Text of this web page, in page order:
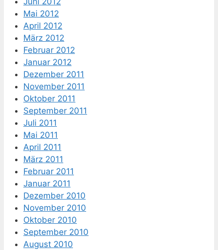
Mai 2012
April 2012
März 2012
Februar 2012
Januar 2012
Dezember 2011
November 2011
Oktober 2011
September 2011
Juli 2011
Mai 2011
April 2011
März 2011
Februar 2011
Januar 2011
Dezember 2010
November 2010
Oktober 2010
September 2010
August 2010